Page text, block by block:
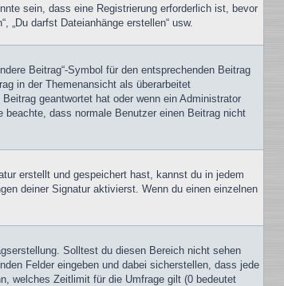
sein, dass eine Registrierung erforderlich ist, bevor
„Du darfst Dateianhänge erstellen“ usw.
Beitrag“-Symbol für den entsprechenden Beitrag
in der Themenansicht als überarbeitet
geantwortet hat oder wenn ein Administrator
dass normale Benutzer einen Beitrag nicht
erstellt und gespeichert hast, kannst du in jedem
deiner Signatur aktivierst. Wenn du einen einzelnen
Solltest du diesen Bereich nicht sehen
Felder eingeben und dabei sicherstellen, dass jede
welches Zeitlimit für die Umfrage gilt (0 bedeutet